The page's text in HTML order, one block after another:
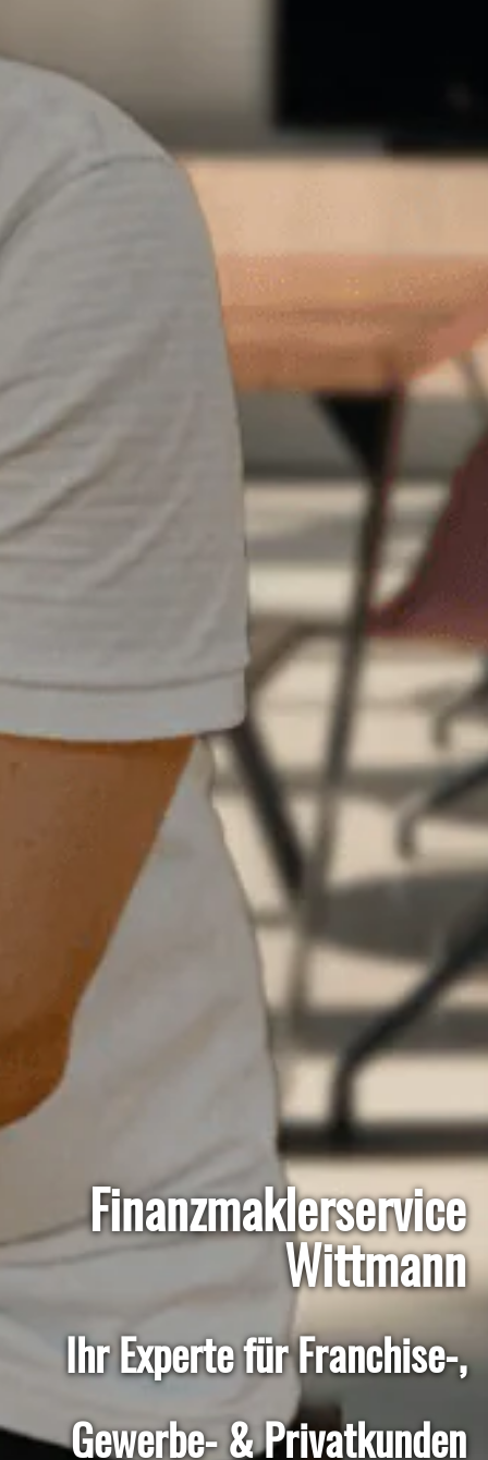
Finanzmaklerservice
Wittmann
Ihr Experte für Franchise-,
Gewerbe- & Privatkunden